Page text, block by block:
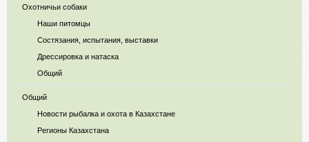
Охотничьи собаки
Наши питомцы
Состязания, испытания, выставки
Дрессировка и натаска
Общий
Общий
Новости рыбалка и охота в Казахстане
Регионы Казахстана